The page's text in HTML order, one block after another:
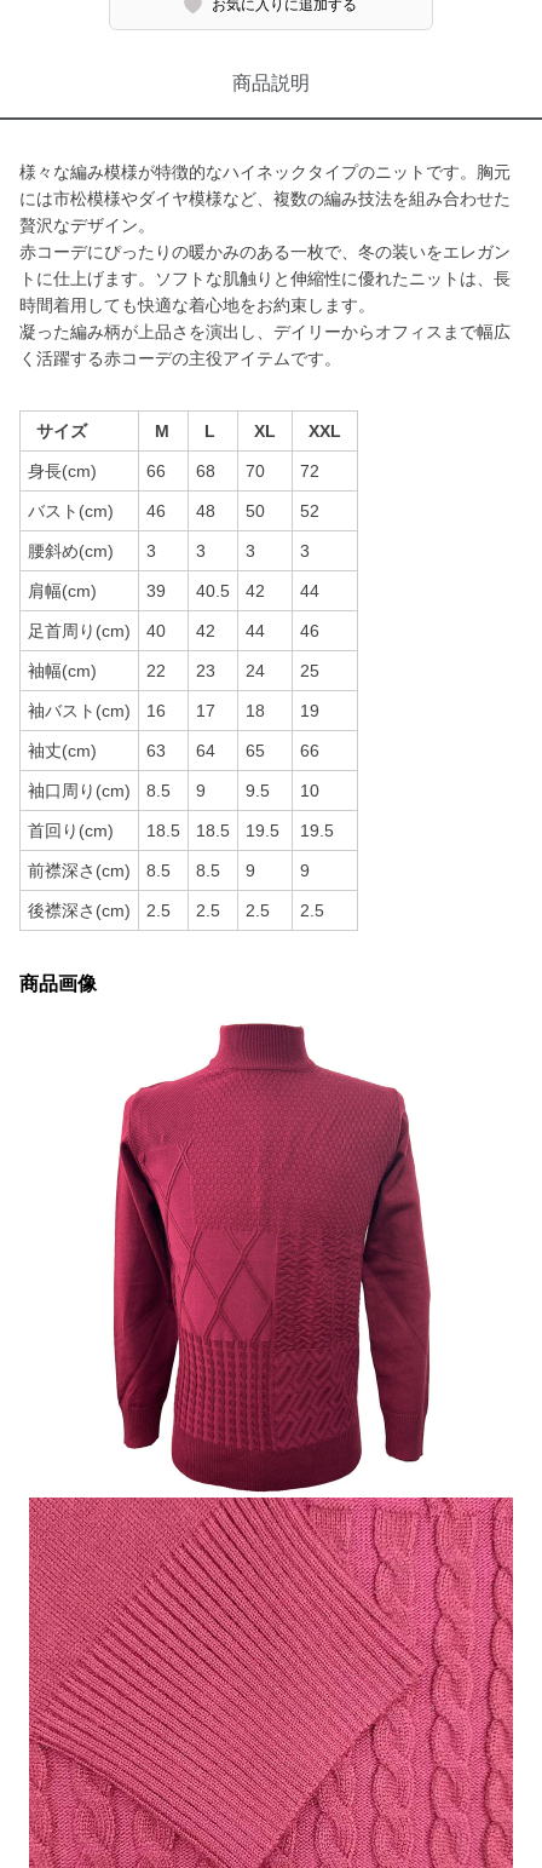
お気に入りに追加する
商品説明
様々な編み模様が特徴的なハイネックタイプのニットです。胸元
には市松模様やダイヤ模様など、複数の編み技法を組み合わせた
贅沢なデザイン。
赤コーデにぴったりの暖かみのある一枚で、冬の装いをエレガン
トに仕上げます。ソフトな肌触りと伸縮性に優れたニットは、長
時間着用しても快適な着心地をお約束します。
凝った編み柄が上品さを演出し、デイリーからオフィスまで幅広
く活躍する赤コーデの主役アイテムです。
サイズ M L XL XXL
身長(cm) 66 68 70 72
バスト(cm) 46 48 50 52
腰斜め(cm) 3 3 3 3
肩幅(cm) 39 40.5 42 44
足首周り(cm) 40 42 44 46
袖幅(cm) 22 23 24 25
袖バスト(cm) 16 17 18 19
袖丈(cm) 63 64 65 66
袖口周り(cm) 8.5 9 9.5 10
首回り(cm) 18.5 18.5 19.5 19.5
前襟深さ(cm) 8.5 8.5 9 9
後襟深さ(cm) 2.5 2.5 2.5 2.5
商品画像